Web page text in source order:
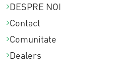
DESPRE NOI
Contact
Comunitate
Dealers